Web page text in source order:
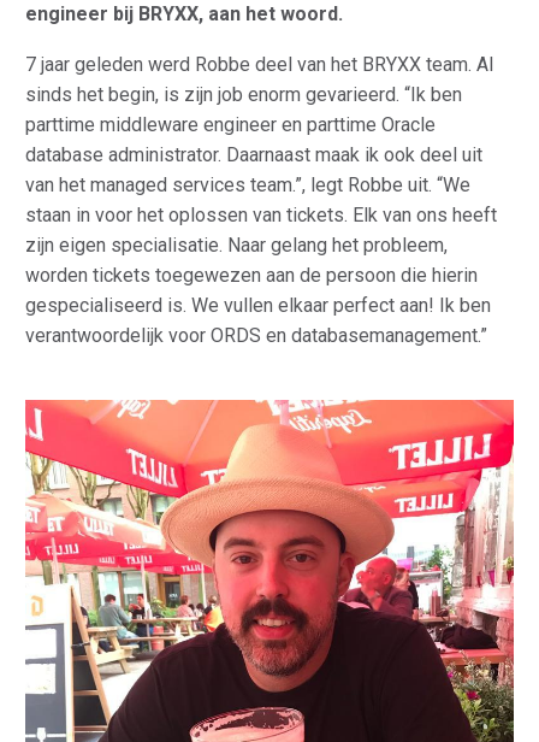
engineer bij BRYXX, aan het woord.
7 jaar geleden werd Robbe deel van het BRYXX team. Al
sinds het begin, is zijn job enorm gevarieerd. “Ik ben
parttime middleware engineer en parttime Oracle
database administrator. Daarnaast maak ik ook deel uit
van het managed services team.”, legt Robbe uit. “We
staan in voor het oplossen van tickets. Elk van ons heeft
zijn eigen specialisatie. Naar gelang het probleem,
worden tickets toegewezen aan de persoon die hierin
gespecialiseerd is. We vullen elkaar perfect aan! Ik ben
verantwoordelijk voor ORDS en databasemanagement.”